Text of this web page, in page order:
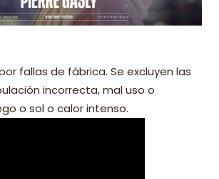
fallas de fábrica. Se excluyen las
incorrecta, mal uso o
o sol o calor intenso.